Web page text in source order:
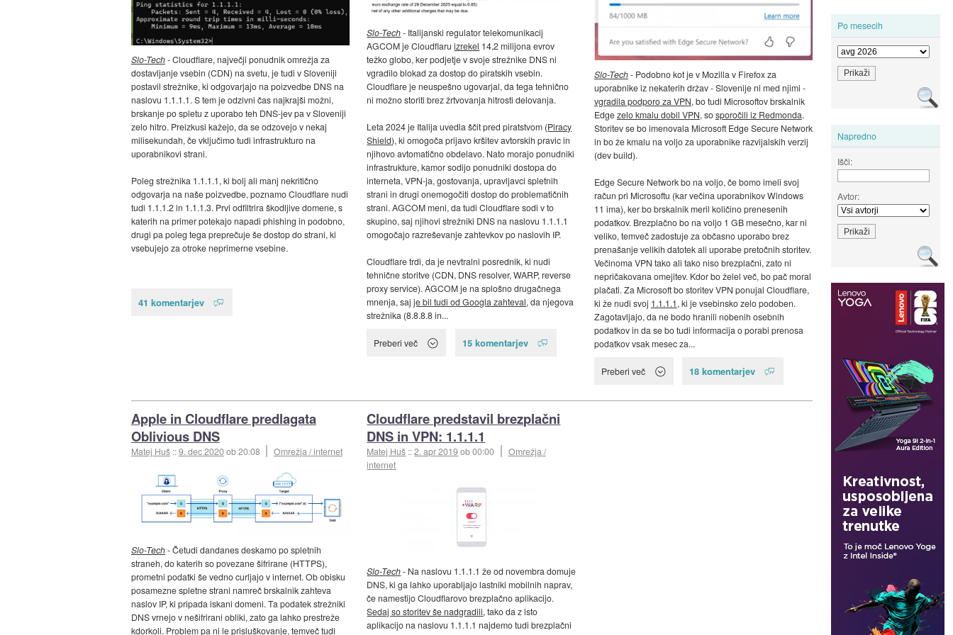
Po mesecih
Napredno
Išči:
Avtor:
Slo-Tech- Cloudflare, največji ponudnik omrežja za
dostavljanje vsebin (CDN) na svetu, je tudi v Sloveniji
postavil strežnike, ki odgovarjajo na poizvedbe DNS na
naslovu 1.1.1.1. S tem je odzivni čas najkrajši možni,
brskanje po spletu z uporabo teh DNS-jev pa v Sloveniji
zelo hitro. Preizkusi kažejo, da se odzovejo v nekaj
milisekundah, če vključimo tudi infrastrukturo na
uporabnikovi strani.
Poleg strežnika 1.1.1.1, ki bolj ali manj nekritično
odgovarja na naše poizvedbe, poznamo Cloudflare nudi
tudi 1.1.1.2 in 1.1.1.3. Prvi odfiltrira škodljive domene, s
katerih na primer potekajo napadi phishing in podobno,
drugi pa poleg tega preprečuje še dostop do strani, ki
vsebujejo za otroke neprimerne vsebine.
41 komentarjev
Slo-Tech- Italijanski regulator telekomunikacij
AGCOM je Cloudflaruizrekel 14,2 milijona evrov
težko globo, ker podjetje v svoje strežnike DNS ni
vgradilo blokad za dostop do piratskih vsebin.
Cloudflare je neuspešno ugovarjal, da tega tehnično
ni možno storiti brez žrtvovanja hitrosti delovanja.
Leta 2024 je Italija uvedla ščit pred piratstvom (Piracy
Shield), ki omogoča prijavo kršitev avtorskih pravic in
njihovo avtomatično obdelavo. Nato morajo ponudniki
infrastrukture, kamor sodijo ponudniki dostopa do
interneta, VPN-ja, gostovanja, upravljavci spletnih
strani in drugi onemogočiti dostop do problematičnih
strani. AGCOM meni, da tudi Cloudflare sodi v to
skupino, saj njihovi strežniki DNS na naslovu 1.1.1.1
omogočajo razreševanje zahtevkov po naslovih IP.
Cloudflare trdi, da je nevtralni posrednik, ki nudi
tehnične storitve (CDN, DNS resolver, WARP, reverse
proxy service). AGCOM je na splošno drugačnega
mnenja, sajje bil tudi od Googla zahteval, da njegova
strežnika (8.8.8.8 in...
Preberi več 15 komentarjev
Slo-Tech- Podobno kot je v Mozilla v Firefox za
uporabnike iz nekaterih držav - Slovenije ni med njimi -
vgradila podporo za VPN, bo tudi Microsoftov brskalnik
Edgezelo kmalu dobil VPN, sosporočili iz Redmonda.
Storitev se bo imenovala Microsoft Edge Secure Network
in bo že kmalu na voljo za uporabnike razvijalskih verzij
(dev build).
Edge Secure Network bo na voljo, če bomo imeli svoj
račun pri Microsoftu (kar večina uporabnikov Windows
11 ima), ker bo brskalnik meril količino prenesenih
podatkov. Brezplačno bo na voljo 1 GB mesečno, kar ni
veliko, temveč zadostuje za občasno uporabo brez
prenašanje velikih datotek ali uporabe pretočnih storitev.
Večinoma VPN tako ali tako niso brezplačni, zato ni
nepričakovana omejitev. Kdor bo želel več, bo pač moral
plačati. Za Microsoft bo storitev VPN ponujal Cloudflare,
ki že nudi svoj 1.1.1.1, ki je vsebinsko zelo podoben.
Zagotavljajo, da ne bodo hranili nobenih osebnih
podatkov in da se bo tudi informacija o porabi prenosa
podatkov vsak mesec za...
Preberi več 18 komentarjev
Apple in Cloudflare predlagata
Oblivious DNS
Matej Huš ::9. dec 2020ob 20:08 Omrežja / internet
Slo-Tech- Četudi dandanes deskamo po spletnih
straneh, do katerih so povezane šifrirane (HTTPS),
prometni podatki še vedno curljajo v internet. Ob obisku
posamezne spletne strani namreč brskalnik zahteva
naslov IP, ki pripada iskani domeni. Ta podatek strežniki
DNS vrnejo v nešifrirani obliki, zato ga lahko prestreže
kdorkoli. Problem pa ni le prisluškovanje, temveč tudi
Cloudflare predstavil brezplačni
DNS in VPN: 1.1.1.1
Matej Huš ::2. apr 2019ob 00:00
Omrežja /
internet
Slo-Tech- Na naslovu 1.1.1.1 že od novembra domuje
DNS, ki ga lahko uporabljajo lastniki mobilnih naprav,
če namestijo Cloudflarovo brezplačno aplikacijo.
Sedaj so storitev še nadgradili, tako da z isto
aplikacijo na naslovu 1.1.1.1 najdemo tudi brezplačni